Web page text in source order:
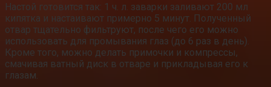
Настой готовится так: 1 ч. л. заварки заливают 200 мл
кипятка и настаивают примерно 5 минут. Полученный
отвар тщательно фильтруют, после чего его можно
использовать для промывания глаз (до 6 раз в день).
Кроме того, можно делать примочки и компрессы,
смачивая ватный диск в отваре и прикладывая его к
глазам.